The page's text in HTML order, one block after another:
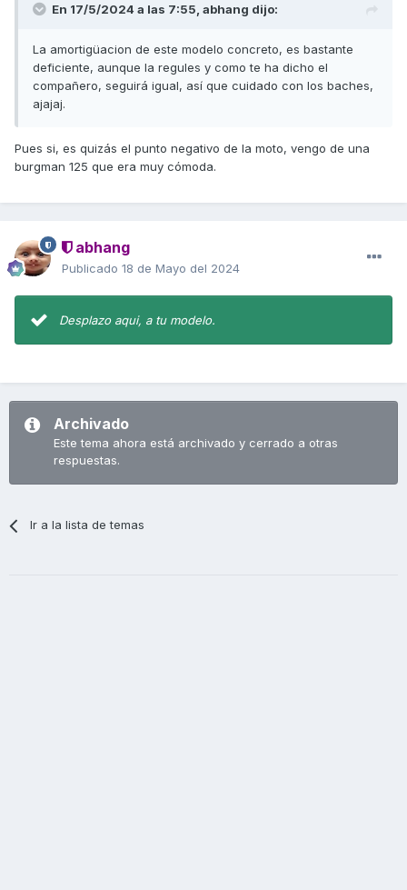
En 17/5/2024 a las 7:55, abhang dijo:
La amortigüacion de este modelo concreto, es bastante
deficiente, aunque la regules y como te ha dicho el
compañero, seguirá igual, así que cuidado con los baches,
ajajaj.
Pues si, es quizás el punto negativo de la moto, vengo de una
burgman 125 que era muy cómoda.
abhang
Publicado 18 de Mayo del 2024
Desplazo aqui, a tu modelo.
Archivado
Este tema ahora está archivado y cerrado a otras
respuestas.
Ir a la lista de temas